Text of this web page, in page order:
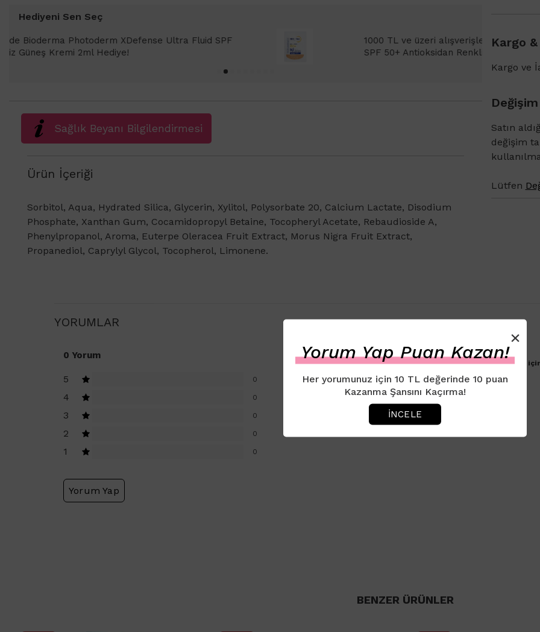
Hediyeni Sen Seç
1000 TL ve üzeri alışverişlerinizde Bioderma Photoderm XDefense Ultra Fluid
SPF 50+ Antioksidan Renkli Güneş Kremi Light 2ml hediye!
Sağlık Beyanı Bilgilendirmesi
Ürün İçeriği
Sorbitol, Aqua, Hydrated Silica, Glycerin, Xylitol, Polysorbate 20, Calcium Lactate, Disodium
Phosphate, Xanthan Gum, Cocamidopropyl Betaine, Tocopheryl Acetate, Rebaudioside A,
Phenylpropanol, Aroma, Euterpe Oleracea Fruit Extract, Morus Nigra Fruit Extract,
Propanediol, Caprylyl Glycol, Tocopherol, Limonene.
Kargo
Kargo ve
Satın
değişim
Lütfen
YORUMLAR
0 Yorum
5 0
4 0
3 0
2 0
1 0
Yorum Yap
Ürün için henüz yorum eklenmemiştir. İlk yorumu yapmak
×
Yorum Yap Puan Kazan!
Her yorumunuz için 10 TL değerinde 10 puan
Kazanma Şansını Kaçırma!
İNCELE
BENZER ÜRÜNLER